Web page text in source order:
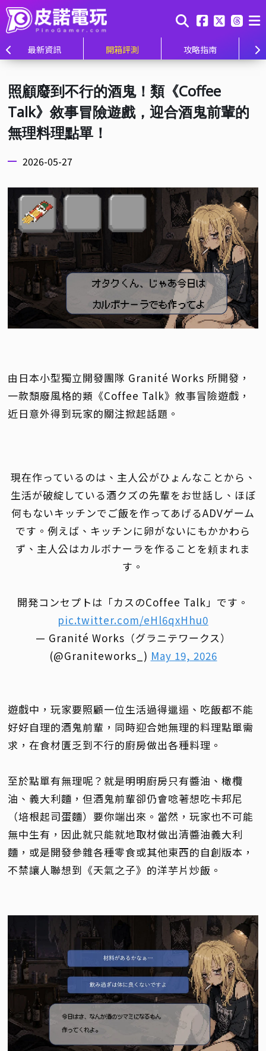
最新資訊 開箱評測 攻略指南
照顧廢到不行的酒鬼！類《Coffee
Talk》敘事冒險遊戲，迎合酒鬼前輩的
無理料理點單！
2026-05-27
由日本小型獨立開發團隊 Granité Works 所開發，
一款頹廢風格的類《Coffee Talk》敘事冒險遊戲，
近日意外得到玩家的關注掀起話題。
現在作っているのは、主人公がひょんなことから、
生活が破綻している酒クズの先輩をお世話し、ほぼ
何もないキッチンでご飯を作ってあげるADVゲーム
です。例えば、キッチンに卵がないにもかかわら
ず、主人公はカルボナーラを作ることを頼まれま
す。
開発コンセプトは「カスのCoffee Talk」です。
pic.twitter.com/eHl6qxHhu0
— Granité Works（グラニテワークス）
(@Graniteworks_) May 19, 2026
遊戲中，玩家要照顧一位生活過得邋遢、吃飯都不能
好好自理的酒鬼前輩，同時迎合她無理的料理點單需
求，在食材匱乏到不行的廚房做出各種料理。
至於點單有無理呢？就是明明廚房只有醬油、橄欖
油、義大利麵，但酒鬼前輩卻仍會唸著想吃卡邦尼
（培根起司蛋麵）要你端出來。當然，玩家也不可能
無中生有，因此就只能就地取材做出清醬油義大利
麵，或是開發參雜各種零食或其他東西的自創版本，
不禁讓人聯想到《天氣之子》的洋芋片炒飯。